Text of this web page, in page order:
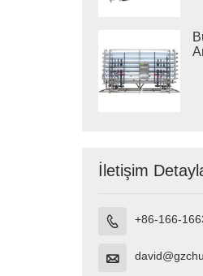
İletişim
 +86-166-
